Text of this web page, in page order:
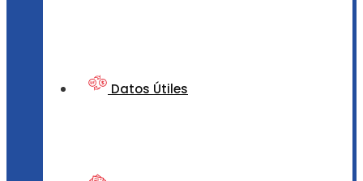
Datos Útiles